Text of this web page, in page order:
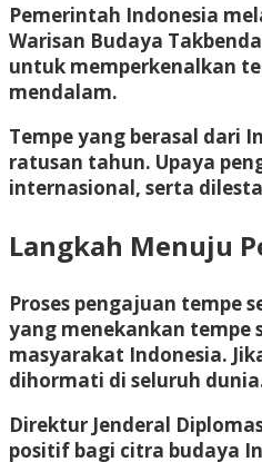
Pemerintah Indonesia
Warisan Budaya
untuk memperkenalkan
mendalam.
Tempe yang berasal dari
ratusan tahun. Upaya
internasional, serta
Langkah Menuju
Proses pengajuan tempe
yang menekankan tempe
masyarakat Indonesia.
dihormati di seluruh
Direktur Jenderal
positif bagi citra budaya